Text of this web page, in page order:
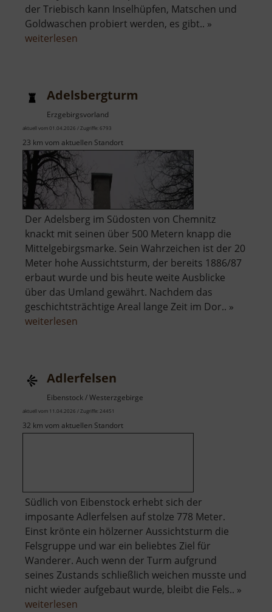
der Triebisch kann Inselhüpfen, Matschen und
Goldwaschen probiert werden, es gibt.. »
weiterlesen
Adelsbergturm
Erzgebirgsvorland
aktuell vom 01.04.2026 / Zugriffe: 6793
23 km vom aktuellen Standort
Der Adelsberg im Südosten von Chemnitz
knackt mit seinen über 500 Metern knapp die
Mittelgebirgsmarke. Sein Wahrzeichen ist der 20
Meter hohe Aussichtsturm, der bereits 1886/87
erbaut wurde und bis heute weite Ausblicke
über das Umland gewährt. Nachdem das
geschichtsträchtige Areal lange Zeit im Dor.. »
weiterlesen
Adlerfelsen
Eibenstock / Westerzgebirge
aktuell vom 11.04.2026 / Zugriffe: 24451
32 km vom aktuellen Standort
Südlich von Eibenstock erhebt sich der
imposante Adlerfelsen auf stolze 778 Meter.
Einst krönte ein hölzerner Aussichtsturm die
Felsgruppe und war ein beliebtes Ziel für
Wanderer. Auch wenn der Turm aufgrund
seines Zustands schließlich weichen musste und
nicht wieder aufgebaut wurde, bleibt die Fels.. »
weiterlesen